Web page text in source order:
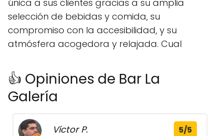
única a sus clientes gracias a su amplia
selección de bebidas y comida, su
compromiso con la accesibilidad, y su
atmósfera acogedora y relajada. Cual
👍 Opiniones de Bar La
Galería
Víctor P. 5/5